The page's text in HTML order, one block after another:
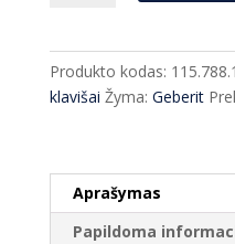
Geberit
Sigma50
Produkto kodas:
klavišai Žyma: Geberit
Aprašymas
Papildoma